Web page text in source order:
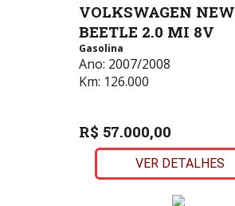
VOLKSWAGEN NEW
BEETLE 2.0 MI 8V
Gasolina
Ano: 2007/2008
Km: 126.000
R$ 57.000,00
VER DETALHES